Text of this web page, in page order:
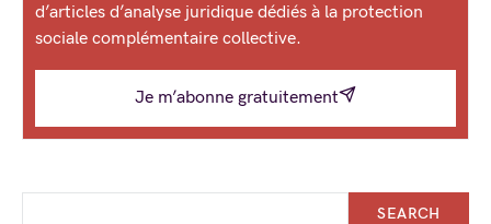
d’articles d’analyse juridique dédiés à la protection
sociale complémentaire collective.
Je m’abonne gratuitement
SEARCH